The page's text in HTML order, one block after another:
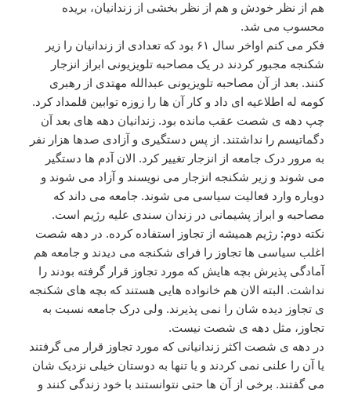
هم از نظر خودش و هم از نظر بخشی از زندانیان، بریده
محسوب می شد.
فکر می کنم اواخر سال ۶۱ بود که تعدادی از زندانیان را زیر
شکنجه مجبور کردند در یک مصاحبه تلویزیونی ابراز انزجار
کنند. بعد از آن مصاحبه تلویزیونی عبدالله مهتدی از رهبری
کومه له اطلاعیه ای داد و کار آن ها را زوزه توابین قلمداد کرد.
چپ دهه ی شصت عقب مانده بود. زندانیان دهه های بعد آن
دگماتیسم را نداشتند. از پس دستگیری و آزادی صدها هزار نفر
به مرور درک جامعه از انزجار تغییر کرد. الان آدم ها دستگیر
می شوند و زیر شکنجه انزجار می نویسند و آزاد می شوند و
دوباره وارد فعالیت سیاسی می شوند. جامعه می داند که
مصاحبه و ابراز پشیمانی در زندان سندی علیه رژیم است.
نکته دوم: رژیم همیشه از تجاوز استفاده کرده. در دهه شصت
اغلب سیاسی ها تجاوز را فرای شکنجه می دیدند و جامعه هم
آمادگی پذیرش بچه هایش که مورد تجاوز قرار گرفته بودند را
نداشت. البته الان هم خانواده هایی هستند که بچه های شکنجه
ی تجاوز دیده شان را نمی پذیرند. ولی درک جامعه نسبت به
تجاوز، مثل دهه ی شصت نیست.
در دهه ی شصت اکثر زندانیانی که مورد تجاوز قرار می گرفتند
یا آن را علنی نمی کردند و یا تنها به دوستان خیلی نزدیک شان
می گفتند. برخی از آن ها حتی نتوانستند با خود زندگی کنند و